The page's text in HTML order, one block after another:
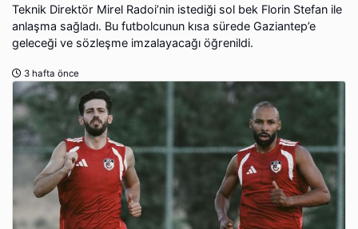
Teknik Direktör Mirel Radoi’nin istediği sol bek Florin Stefan ile
anlaşma sağladı. Bu futbolcunun kısa sürede Gaziantep’e
geleceği ve sözleşme imzalayacağı öğrenildi.
3 hafta önce